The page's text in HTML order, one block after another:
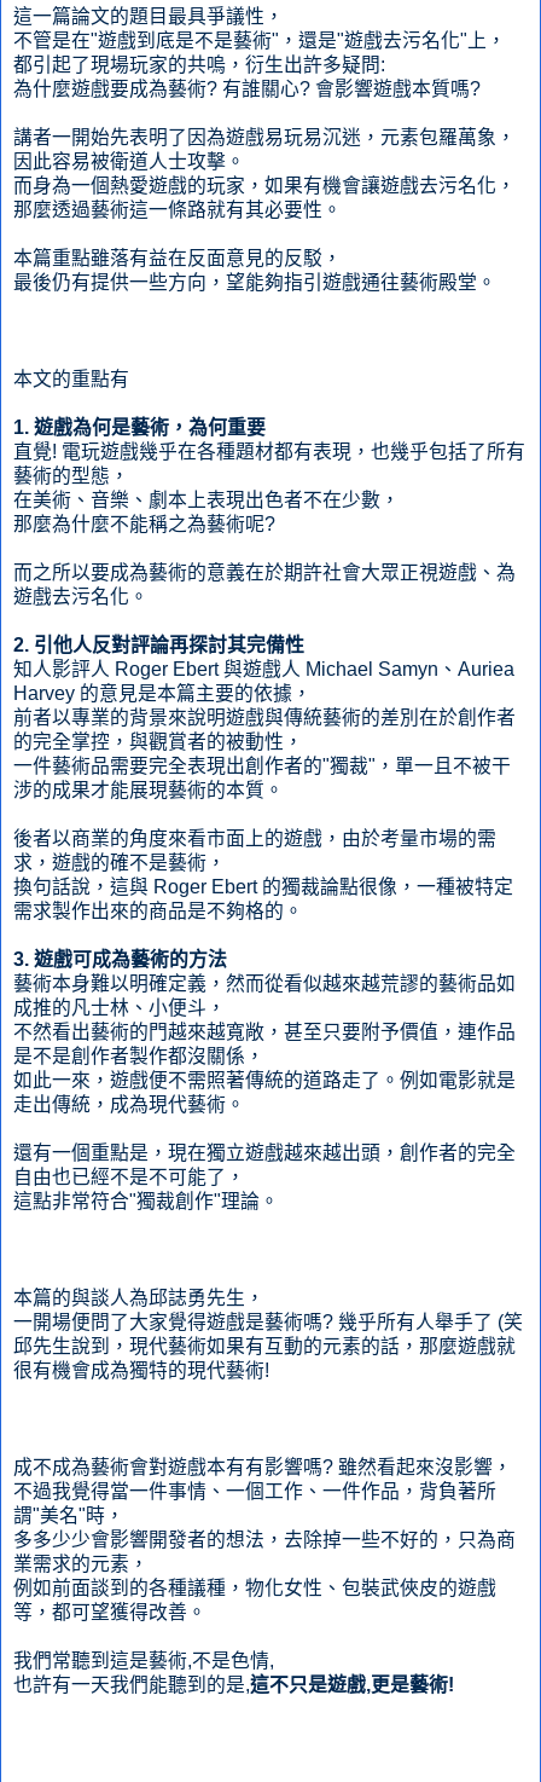
這一篇論文的題目最具爭議性，
不管是在"遊戲到底是不是藝術"，還是"遊戲去污名化"上，
都引起了現場玩家的共嗚，衍生出許多疑問:
為什麼遊戲要成為藝術? 有誰關心? 會影響遊戲本質嗎?
講者一開始先表明了因為遊戲易玩易沉迷，元素包羅萬象，
因此容易被衛道人士攻擊。
而身為一個熱愛遊戲的玩家，如果有機會讓遊戲去污名化，
那麼透過藝術這一條路就有其必要性。
本篇重點雖落有益在反面意見的反駁，
最後仍有提供一些方向，望能夠指引遊戲通往藝術殿堂。
本文的重點有
1. 遊戲為何是藝術，為何重要
直覺! 電玩遊戲幾乎在各種題材都有表現，也幾乎包括了所有
藝術的型態，
在美術、音樂、劇本上表現出色者不在少數，
那麼為什麼不能稱之為藝術呢?
而之所以要成為藝術的意義在於期許社會大眾正視遊戲、為
遊戲去污名化。
2. 引他人反對評論再探討其完備性
知人影評人 Roger Ebert 與遊戲人 Michael Samyn、Auriea
Harvey 的意見是本篇主要的依據，
前者以專業的背景來說明遊戲與傳統藝術的差別在於創作者
的完全掌控，與觀賞者的被動性，
一件藝術品需要完全表現出創作者的"獨裁"，單一且不被干
涉的成果才能展現藝術的本質。
後者以商業的角度來看市面上的遊戲，由於考量市場的需
求，遊戲的確不是藝術，
換句話說，這與 Roger Ebert 的獨裁論點很像，一種被特定
需求製作出來的商品是不夠格的。
3. 遊戲可成為藝術的方法
藝術本身難以明確定義，然而從看似越來越荒謬的藝術品如
成推的凡士林、小便斗，
不然看出藝術的門越來越寬敞，甚至只要附予價值，連作品
是不是創作者製作都沒關係，
如此一來，遊戲便不需照著傳統的道路走了。例如電影就是
走出傳統，成為現代藝術。
還有一個重點是，現在獨立遊戲越來越出頭，創作者的完全
自由也已經不是不可能了，
這點非常符合"獨裁創作"理論。
本篇的與談人為邱誌勇先生，
一開場便問了大家覺得遊戲是藝術嗎? 幾乎所有人舉手了 (笑
邱先生說到，現代藝術如果有互動的元素的話，那麼遊戲就
很有機會成為獨特的現代藝術!
成不成為藝術會對遊戲本有有影響嗎? 雖然看起來沒影響，
不過我覺得當一件事情、一個工作、一件作品，背負著所
謂"美名"時，
多多少少會影響開發者的想法，去除掉一些不好的，只為商
業需求的元素，
例如前面談到的各種議種，物化女性、包裝武俠皮的遊戲
等，都可望獲得改善。
我們常聽到這是藝術,不是色情,
也許有一天我們能聽到的是,這不只是遊戲,更是藝術!